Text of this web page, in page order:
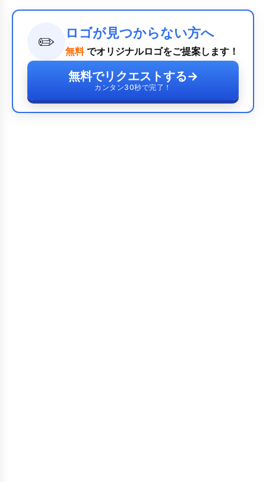
✏️ ロゴが見つからない方へ
無料 でオリジナルロゴをご提案します！
無料でリクエストする→
カンタン30秒で完了！